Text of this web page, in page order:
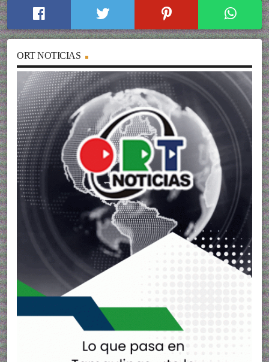
ORT NOTICIAS